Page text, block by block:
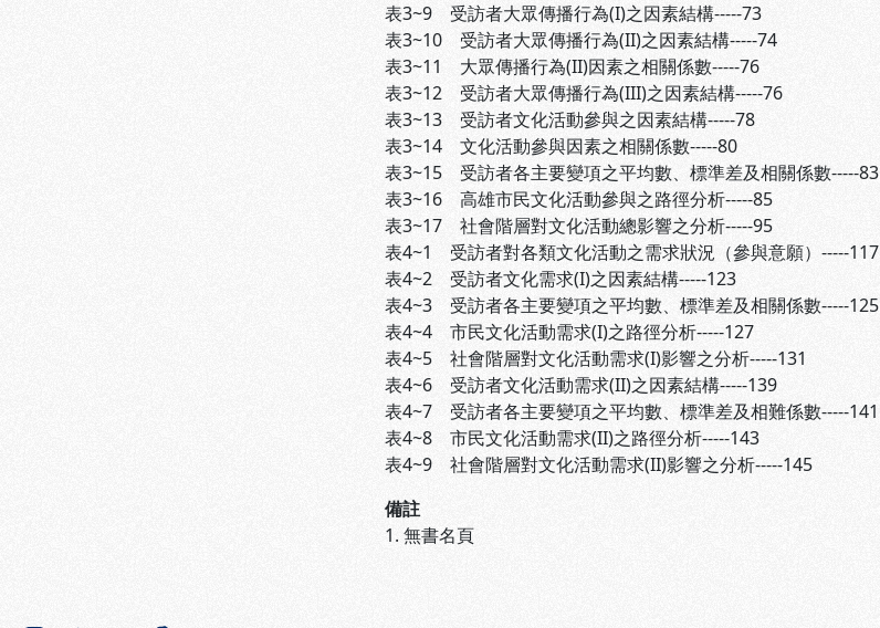
表3~9 受訪者大眾傳播行為(I)之因素結構-----73
表3~10 受訪者大眾傳播行為(II)之因素結構-----74
表3~11 大眾傳播行為(II)因素之相關係數-----76
表3~12 受訪者大眾傳播行為(III)之因素結構-----76
表3~13 受訪者文化活動參與之因素結構-----78
表3~14 文化活動參與因素之相關係數-----80
表3~15 受訪者各主要變項之平均數、標準差及相關係數-----83
表3~16 高雄市民文化活動參與之路徑分析-----85
表3~17 社會階層對文化活動總影響之分析-----95
表4~1 受訪者對各類文化活動之需求狀況（參與意願）-----117
表4~2 受訪者文化需求(I)之因素結構-----123
表4~3 受訪者各主要變項之平均數、標準差及相關係數-----125
表4~4 市民文化活動需求(I)之路徑分析-----127
表4~5 社會階層對文化活動需求(I)影響之分析-----131
表4~6 受訪者文化活動需求(II)之因素結構-----139
表4~7 受訪者各主要變項之平均數、標準差及相難係數-----141
表4~8 市民文化活動需求(II)之路徑分析-----143
表4~9 社會階層對文化活動需求(II)影響之分析-----145
備註
1. 無書名頁